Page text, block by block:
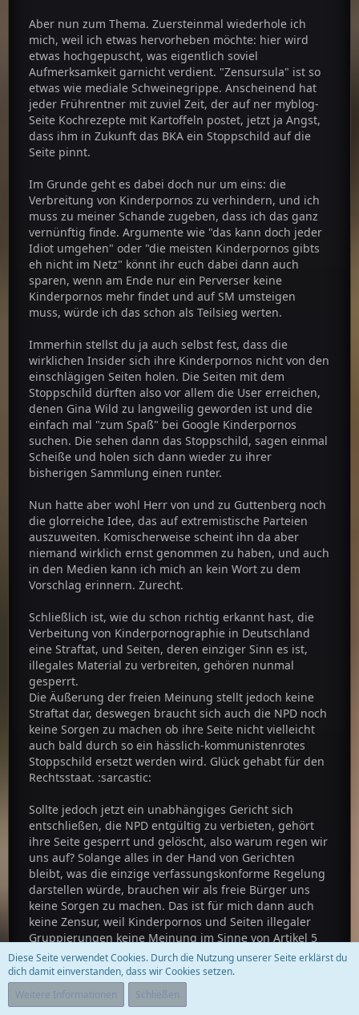
Aber nun zum Thema. Zuersteinmal wiederhole ich
mich, weil ich etwas hervorheben möchte: hier wird
etwas hochgepuscht, was eigentlich soviel
Aufmerksamkeit garnicht verdient. "Zensursula" ist so
etwas wie mediale Schweinegrippe. Anscheinend hat
jeder Frührentner mit zuviel Zeit, der auf ner myblog-
Seite Kochrezepte mit Kartoffeln postet, jetzt ja Angst,
dass ihm in Zukunft das BKA ein Stoppschild auf die
Seite pinnt.
Im Grunde geht es dabei doch nur um eins: die
Verbreitung von Kinderpornos zu verhindern, und ich
muss zu meiner Schande zugeben, dass ich das ganz
vernünftig finde. Argumente wie "das kann doch jeder
Idiot umgehen" oder "die meisten Kinderpornos gibts
eh nicht im Netz" könnt ihr euch dabei dann auch
sparen, wenn am Ende nur ein Perverser keine
Kinderpornos mehr findet und auf SM umsteigen
muss, würde ich das schon als Teilsieg werten.
Immerhin stellst du ja auch selbst fest, dass die
wirklichen Insider sich ihre Kinderpornos nicht von den
einschlägigen Seiten holen. Die Seiten mit dem
Stoppschild dürften also vor allem die User erreichen,
denen Gina Wild zu langweilig geworden ist und die
einfach mal "zum Spaß" bei Google Kinderpornos
suchen. Die sehen dann das Stoppschild, sagen einmal
Scheiße und holen sich dann wieder zu ihrer
bisherigen Sammlung einen runter.
Nun hatte aber wohl Herr von und zu Guttenberg noch
die glorreiche Idee, das auf extremistische Parteien
auszuweiten. Komischerweise scheint ihn da aber
niemand wirklich ernst genommen zu haben, und auch
in den Medien kann ich mich an kein Wort zu dem
Vorschlag erinnern. Zurecht.
Schließlich ist, wie du schon richtig erkannt hast, die
Verbeitung von Kinderpornographie in Deutschland
eine Straftat, und Seiten, deren einziger Sinn es ist,
illegales Material zu verbreiten, gehören nunmal
gesperrt.
Die Äußerung der freien Meinung stellt jedoch keine
Straftat dar, deswegen braucht sich auch die NPD noch
keine Sorgen zu machen ob ihre Seite nicht vielleicht
auch bald durch so ein hässlich-kommunistenrotes
Stoppschild ersetzt werden wird. Glück gehabt für den
Rechtsstaat. :sarcastic:
Sollte jedoch jetzt ein unabhängiges Gericht sich
entschließen, die NPD entgültig zu verbieten, gehört
ihre Seite gesperrt und gelöscht, also warum regen wir
uns auf? Solange alles in der Hand von Gerichten
bleibt, was die einzige verfassungskonforme Regelung
darstellen würde, brauchen wir als freie Bürger uns
keine Sorgen zu machen. Das ist für mich dann auch
keine Zensur, weil Kinderpornos und Seiten illegaler
Gruppierungen keine Meinung im Sinne von Artikel 5
GG darstellen (und wohl auch nicht unter die Freiheit
der Kunst fallen dürften).
Klar ist es besser, die Seiten, auf denen man
Diese Seite verwendet Cookies. Durch die Nutzung unserer Seite erklärst du
dich damit einverstanden, dass wir Cookies setzen.
Weitere Informationen
Schließen